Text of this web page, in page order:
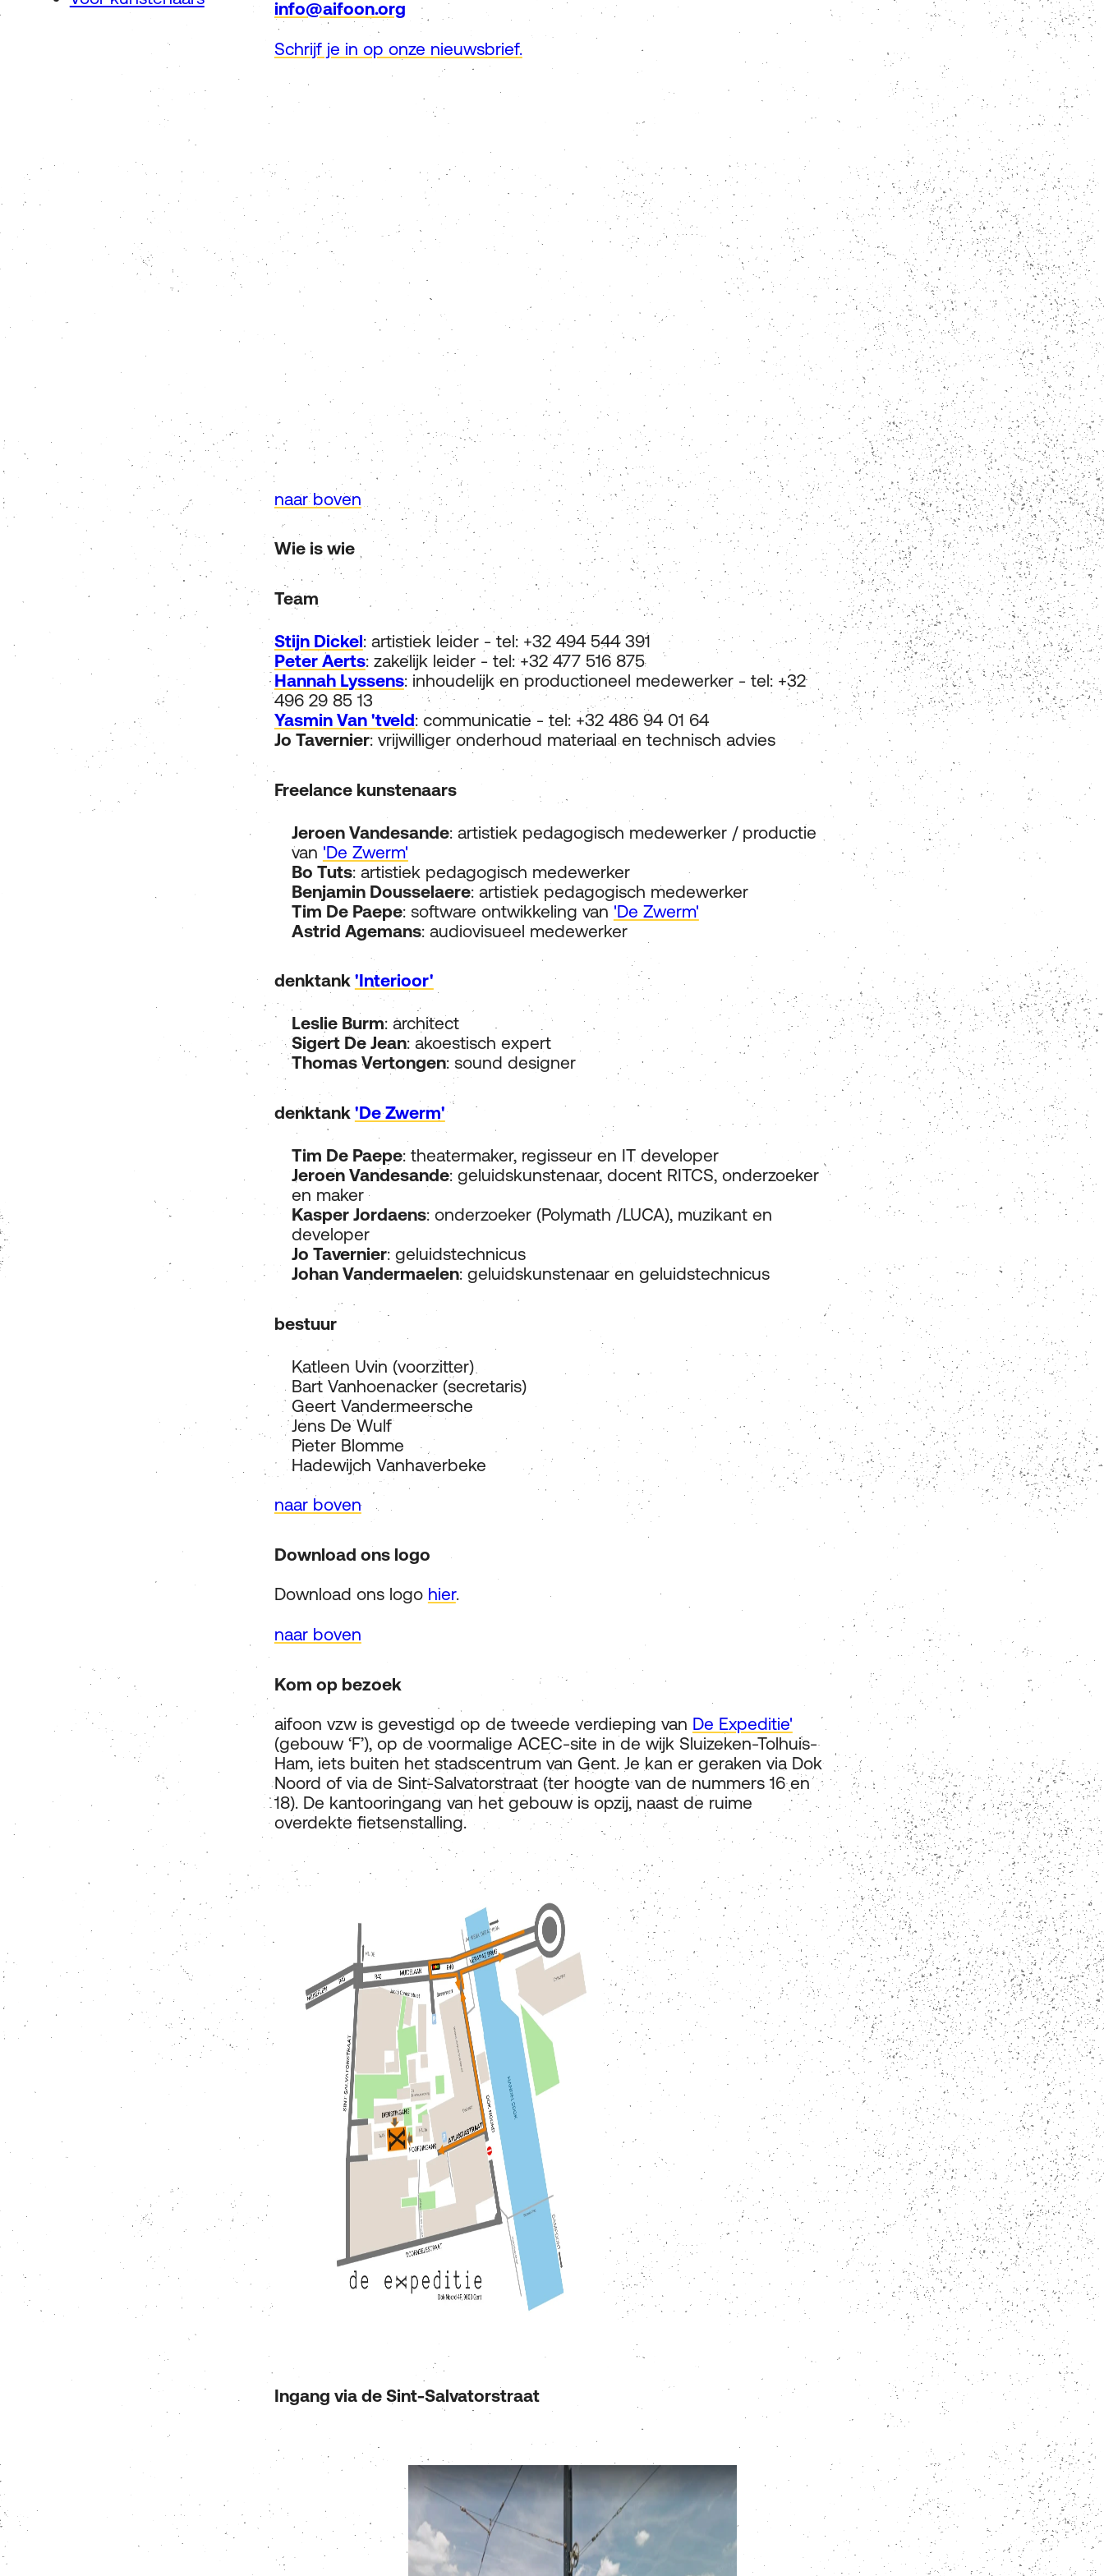
info@aifoon.org
Schrijf je in op onze nieuwsbrief.
naar boven
Wie is wie
Team
Stijn Dickel: artistiek leider - tel: +32 494 544 391
Peter Aerts: zakelijk leider - tel: +32 477 516 875
Hannah Lyssens: inhoudelijk en productioneel medewerker - tel: +32
496 29 85 13‬
Yasmin Van 'tveld: communicatie - tel: +32 486 94 01 64
Jo Tavernier: vrijwilliger onderhoud materiaal en technisch advies
Freelance kunstenaars
Jeroen Vandesande: artistiek pedagogisch medewerker / productie
van 'De Zwerm'
Bo Tuts: artistiek pedagogisch medewerker
Benjamin Dousselaere: artistiek pedagogisch medewerker
Tim De Paepe: software ontwikkeling van 'De Zwerm'
Astrid Agemans: audiovisueel medewerker
denktank 'Interioor'
Leslie Burm: architect
Sigert De Jean: akoestisch expert
Thomas Vertongen: sound designer
denktank 'De Zwerm'
Tim De Paepe: theatermaker, regisseur en IT developer
Jeroen Vandesande: geluidskunstenaar, docent RITCS, onderzoeker
en maker
Kasper Jordaens: onderzoeker (Polymath /LUCA), muzikant en
developer
Jo Tavernier: geluidstechnicus
Johan Vandermaelen: geluidskunstenaar en geluidstechnicus
bestuur
Katleen Uvin (voorzitter)
Bart Vanhoenacker (secretaris)
Geert Vandermeersche
Jens De Wulf
Pieter Blomme
Hadewijch Vanhaverbeke
naar boven
Download ons logo
Download ons logo hier.
naar boven
Kom op bezoek
aifoon vzw is gevestigd op de tweede verdieping van De Expeditie'
(gebouw ‘F’), op de voormalige ACEC-site in de wijk Sluizeken-Tolhuis-
Ham, iets buiten het stadscentrum van Gent. Je kan er geraken via Dok
Noord of via de Sint-Salvatorstraat (ter hoogte van de nummers 16 en
18). De kantooringang van het gebouw is opzij, naast de ruime
overdekte fietsenstalling.
Ingang via de Sint-Salvatorstraat